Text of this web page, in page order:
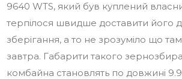
9640 WTS, який був куплений
терпілося швидше доставити його
зберігання, а то не зрозуміло що
завтра. Габарити такого
комбайна становлять по довжині